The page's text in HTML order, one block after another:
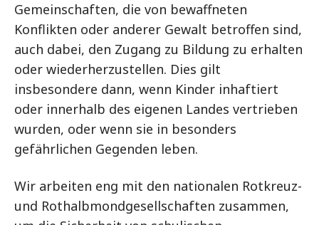
Gemeinschaften, die von bewaffneten
Konflikten oder anderer Gewalt betroffen sind,
auch dabei, den Zugang zu Bildung zu erhalten
oder wiederherzustellen. Dies gilt
insbesondere dann, wenn Kinder inhaftiert
oder innerhalb des eigenen Landes vertrieben
wurden, oder wenn sie in besonders
gefährlichen Gegenden leben.
Wir arbeiten eng mit den nationalen Rotkreuz-
und Rothalbmondgesellschaften zusammen,